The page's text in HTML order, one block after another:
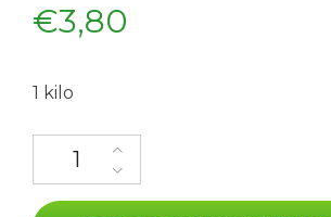
€3,80
1 kilo
Spelt wit broodbakmix aantal